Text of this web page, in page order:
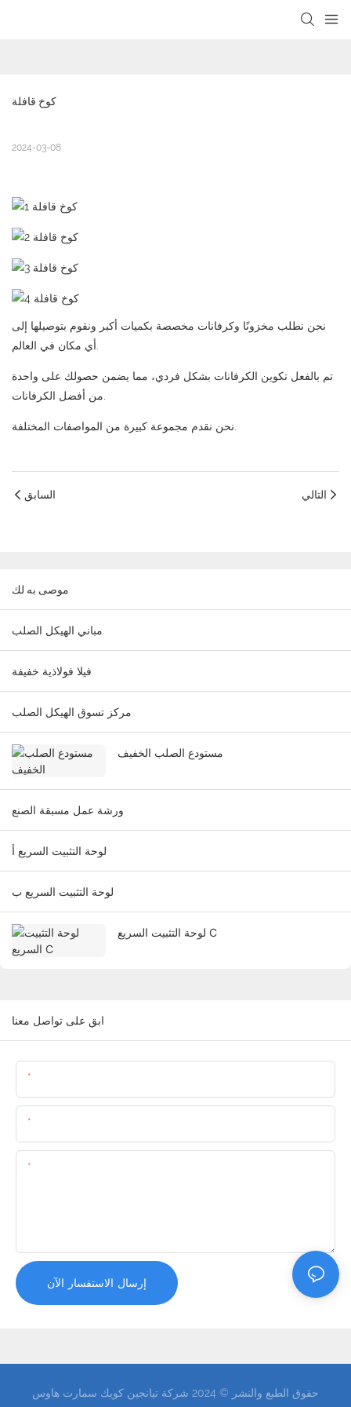
كوخ قافلة
2024-03-08
نحن نطلب مخزونًا وكرفانات مخصصة بكميات أكبر ونقوم بتوصيلها إلى
أي مكان في العالم.
تم بالفعل تكوين الكرفانات بشكل فردي، مما يضمن حصولك على واحدة
من أفضل الكرفانات.
نحن نقدم مجموعة كبيرة من المواصفات المختلفة.
السابق التالي
موصى به لك
مباني الهيكل الصلب
فيلا فولاذية خفيفة
مركز تسوق الهيكل الصلب
مستودع الصلب الخفيف
ورشة عمل مسبقة الصنع
لوحة التثبيت السريع أ
لوحة التثبيت السريع ب
لوحة التثبيت السريع C
ابق على تواصل معنا
إرسال الاستفسار الآن
حقوق الطبع والنشر © 2024 شركة تيانجين كويك سمارت هاوس